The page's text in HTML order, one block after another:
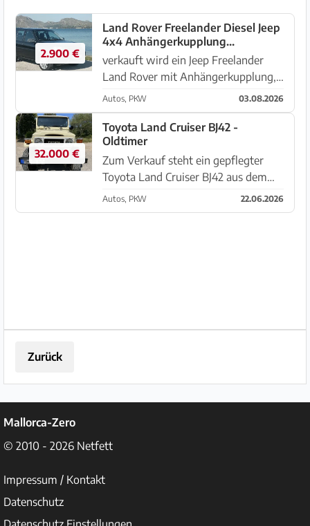
2.900 €
Land Rover Freelander Diesel Jeep
4x4 Anhängerkupplung
Klimaanlage
verkauft wird ein Jeep Freelander
Land Rover mit Anhängerkupplung,
Klimaanlage, Sitzheizung, elektrische
Fensterheber, Zentralverriegelung.
Baujahr 6/2004, 112 PS, 385.000
Kilometer , 5türig, schwa...
Autos, PKW 03.08.2026
32.000 €
Toyota Land Cruiser BJ42 -
Oldtimer
Zum Verkauf steht ein gepflegter
Toyota Land Cruiser BJ42 aus dem
Jahr 1982, einer der begehrtesten
klassischen Geländewagen von
Autos, PKW 22.06.2026
Zurück
Mallorca-Zero
© 2010 - 2026 Netfett
Impressum / Kontakt
Datenschutz